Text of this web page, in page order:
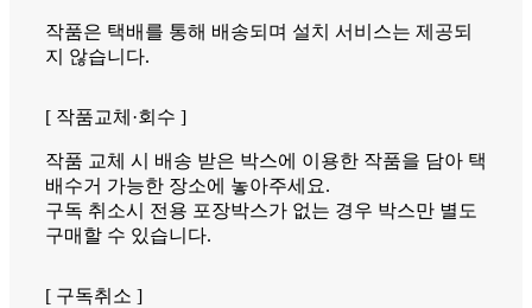
작품은 택배를 통해 배송되며 설치 서비스는 제공되
지 않습니다.
[ 작품교체·회수 ]
작품 교체 시 배송 받은 박스에 이용한 작품을 담아 택
배수거 가능한 장소에 놓아주세요.
구독 취소시 전용 포장박스가 없는 경우 박스만 별도
구매할 수 있습니다.
[ 구독취소 ]